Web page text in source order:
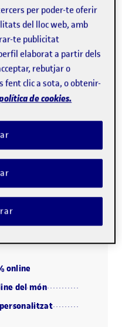
professorat expert i
en recursos en
els quals podràs posar
clau d'aquesta habilitat.
lescompetències
online
del món
per poder-te oferir
del lloc web, amb
te publicitat
elaborat a partir dels
rebutjar o
fent clic a sota, o obtenir-
de cookies.